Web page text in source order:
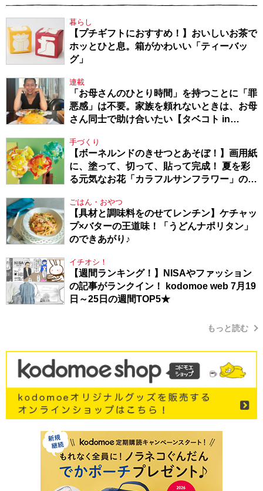
暮らし
【プチギフトにおすすめ！】おいしいお茶で
ホッとひと息。箱がかわいい「ティーバッ
グ」
連載
「お母さんのひとり時間」を持つことに「罪
悪感」は不要。家族を頼れないときは、お母
さん同士で助け合いたい【タベコト in
手づくり
【ボーネルンドのきせつとあそぼ！】画用紙
に、塗って、切って、貼って完成！ 夏を彩
る元気なお花「カラフルサンフラワー」の作
ごはん・おやつ
【具材と調味料をのせてレンチン】ケチャッ
プ×バターの王道味！「うどんナポリタン」
のできあがり♪
イチオシ！
【週間ランキング！】NISAやファッション
の記事がランクイン！ kodomoe web 7月19
日～25日の週間TOP5★
もっと読む